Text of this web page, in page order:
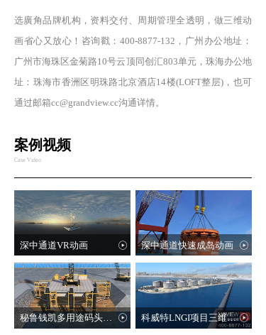
选廣角品牌机构，资料交付、周期管理全透明，做三维动
画省心又放心！咨询戳：400-8877-132，广州办公地址：
广州市海珠区金菊路10号云顶同创汇803单元，珠海办公地
址：珠海市香洲区明珠路北京酒店14楼(LOFT整层)，也可
通过邮箱cc@grandview.cc沟通详情。
案例视频
Case Video
深中通道VR动画 深中通道快速成岛动画
秘鲁钱凯多用途码头项目投标动画 科威特LNGI项目三维动画